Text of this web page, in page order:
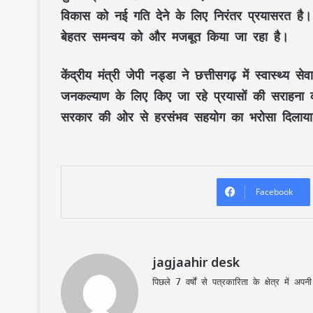
विकास को नई गति देने के लिए निरंतर प्रयासरत
बेहतर समन्वयको और मजबूत किया जा रहा है।
केंद्रीय मंत्रीजेपी नड्डाने छत्तीसगढ़ मेंस्वास्थ्य
जनकल्याणके लिए किए जा रहे प्रयासों की
सरकारकी ओर से हरसंभव सहयोग का भरोसा
Facebook
jagjaahir desk
पिछले 7 वर्षों से पत्रकारिता के क्षेत्र में